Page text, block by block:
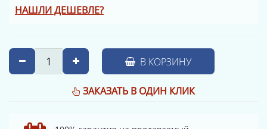
НАШЛИ ДЕШЕВЛЕ?
В КОРЗИНУ
ЗАКАЗАТЬ В ОДИН КЛИК